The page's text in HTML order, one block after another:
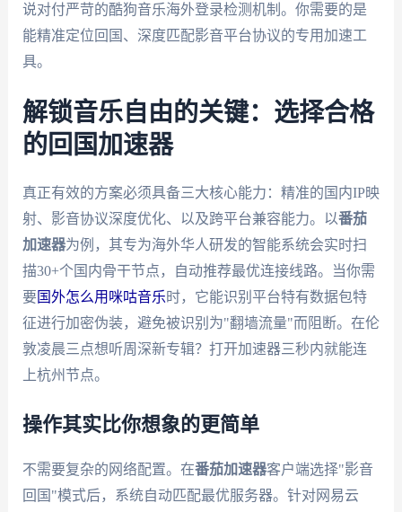
说对付严苛的酷狗音乐海外登录检测机制。你需要的是
能精准定位回国、深度匹配影音平台协议的专用加速工
具。
解锁音乐自由的关键：选择合格
的回国加速器
真正有效的方案必须具备三大核心能力：精准的国内IP映
射、影音协议深度优化、以及跨平台兼容能力。以番茄
加速器为例，其专为海外华人研发的智能系统会实时扫
描30+个国内骨干节点，自动推荐最优连接线路。当你需
要 国外怎么用咪咕音乐时，它能识别平台特有数据包特
征进行加密伪装，避免被识别为"翻墙流量"而阻断。在伦
敦凌晨三点想听周深新专辑？打开加速器三秒内就能连
上杭州节点。
操作其实比你想象的更简单
不需要复杂的网络配置。在番茄加速器客户端选择"影音
回国"模式后，系统自动匹配最优服务器。针对网易云